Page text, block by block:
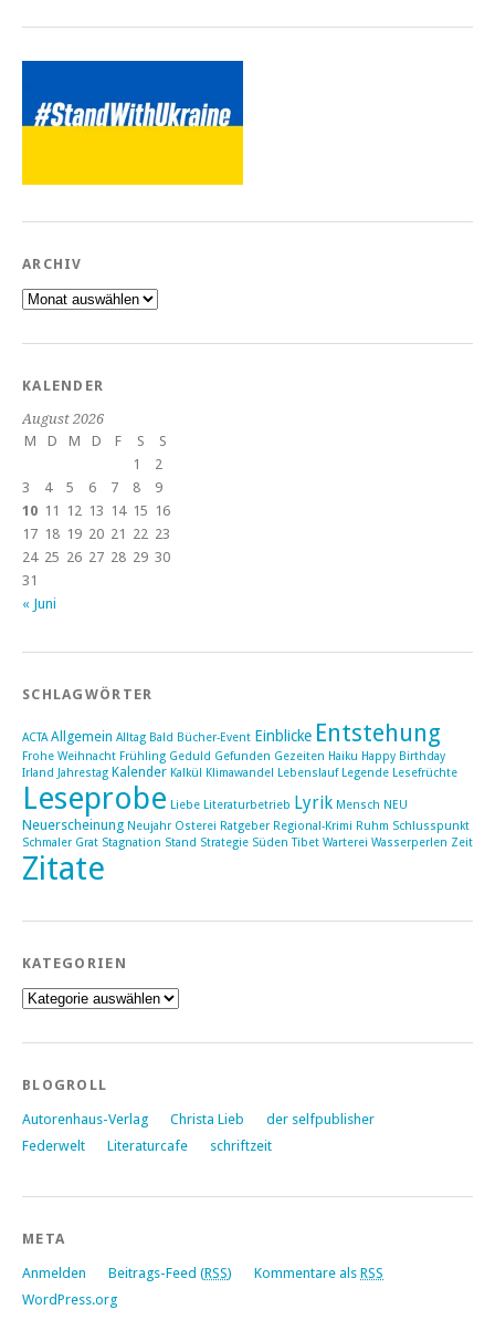
ARCHIV
Archiv
KALENDER
August 2026
M
D M D F S S
« Juni
1
2
3
4 5 6 7 8
9
10 11 12 13 14 15 16
17 18 19 20 21 22 23
24 25 26 27 28 29 30
31
SCHLAGWÖRTER
ACTA Allgemein Alltag Bald Bücher-Event Einblicke Entstehung
Frohe Weihnacht Frühling Geduld Gefunden Gezeiten Haiku Happy Birthday
Irland Jahrestag Kalender Kalkül Klimawandel Lebenslauf Legende Lesefrüchte
Leseprobe Liebe Literaturbetrieb Lyrik Mensch NEU
Neuerscheinung Neujahr Osterei Ratgeber Regional-Krimi Ruhm Schlusspunkt
Schmaler Grat Stagnation Stand Strategie Süden Tibet Warterei Wasserperlen Zeit
Zitate
KATEGORIEN
Kategorien
BLOGROLL
Autorenhaus-Verlag Christa Lieb
der selfpublisher
Federwelt
Literaturcafe schriftzeit
META
Anmelden Beitrags-Feed (RSS) Kommentare als RSS
WordPress.org